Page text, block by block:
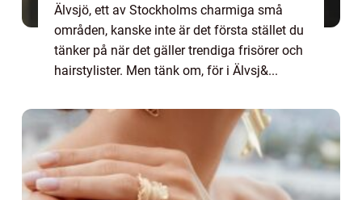
Älvsjö, ett av Stockholms charmiga små
områden, kanske inte är det första stället du
tänker på när det gäller trendiga frisörer och
hairstylister. Men tänk om, för i Älvsj&...